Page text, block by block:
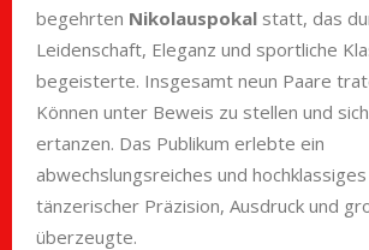
begehrten Nikolauspokal statt, das
Leidenschaft, Eleganz und sportliche
begeisterte. Insgesamt neun Paare
Können unter Beweis zu stellen und
ertanzen. Das Publikum erlebte ein
abwechslungsreiches und
tänzerischer Präzision, Ausdruck und
überzeugte.